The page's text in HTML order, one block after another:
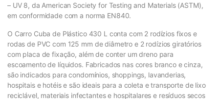
– UV 8, da American Society for Testing and Materials (ASTM),
em conformidade com a norma EN840.
O Carro Cuba de Plástico 430 L conta com 2 rodízios fixos e
rodas de PVC com 125 mm de diâmetro e 2 rodízios giratórios
com placa de fixação, além de conter um dreno para
escoamento de líquidos. Fabricados nas cores branco e cinza,
são indicados para condomínios, shoppings, lavanderias,
hospitais e hotéis e são ideais para a coleta e transporte de lixo
reciclável, materiais infectantes e hospitalares e resíduos secos